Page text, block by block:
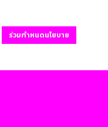
ร่วมกำหนดนโยบาย